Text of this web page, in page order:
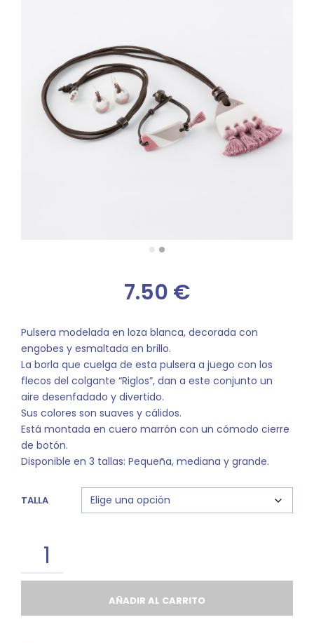
7.50 €
Pulsera modelada en loza blanca, decorada con
engobes y esmaltada en brillo.
La borla que cuelga de esta pulsera a juego con los
flecos del colgante “Riglos”, dan a este conjunto un
aire desenfadado y divertido.
Sus colores son suaves y cálidos.
Está montada en cuero marrón con un cómodo cierre
de botón.
Disponible en 3 tallas: Pequeña, mediana y grande.
TALLA
AÑADIR AL CARRITO